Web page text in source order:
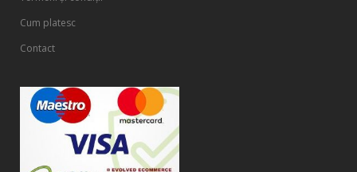
Cum platesc
Contact